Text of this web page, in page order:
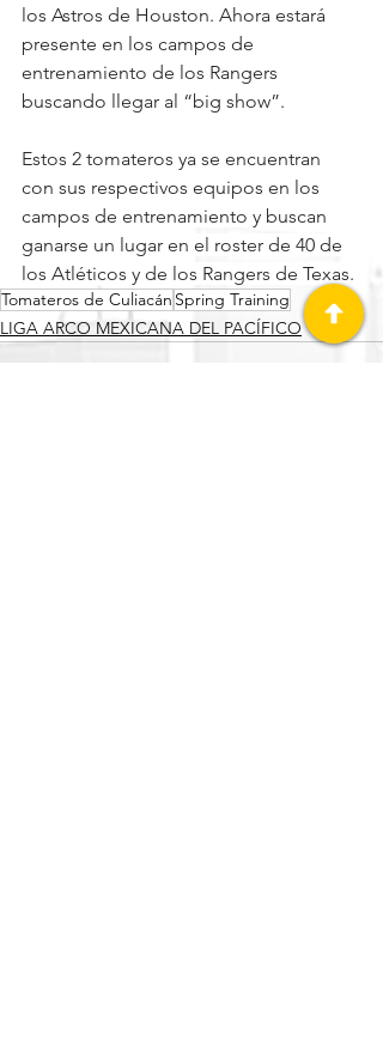
los Astros de Houston. Ahora estará
presente en los campos de
entrenamiento de los Rangers
buscando llegar al “big show”.
Estos 2 tomateros ya se encuentran
con sus respectivos equipos en los
campos de entrenamiento y buscan
ganarse un lugar en el roster de 40 de
los Atléticos y de los Rangers de Texas.
Tomateros de Culiacán Spring Training
LIGA ARCO MEXICANA DEL PACÍFICO